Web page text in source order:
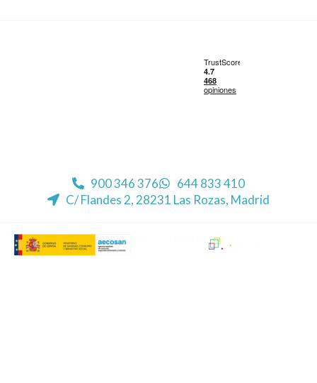
900 346 376
644 833 410
C/ Flandes 2, 28231 Las Rozas, Madrid